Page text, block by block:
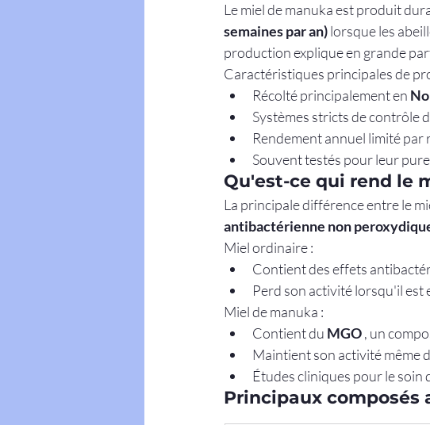
Le miel de manuka est produit
semaines par an) lorsque les
production explique en grande
Caractéristiques principales de
Récolté principalement en
Systèmes stricts de contrôle
Rendement annuel limité
Souvent testés pour leur
Qu'est-ce qui rend le
La principale différence entre le
antibactérienne non
Miel ordinaire :
Contient des effets
Perd son activité lorsqu'il est
Miel de manuka :
Contient du MGO , un
Maintient son activité même
Études cliniques pour le soin
Principaux